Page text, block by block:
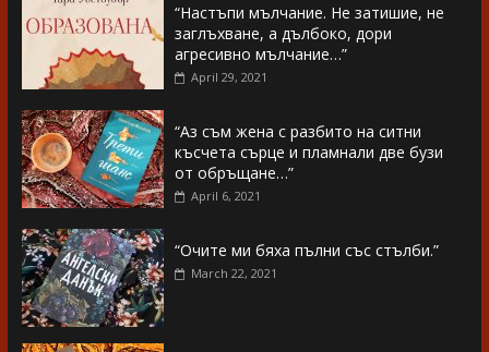
“Настъпи мълчание. Не затишие, не
заглъхване, а дълбоко, дори
агресивно мълчание…”
April 29, 2021
“Аз съм жена с разбито на ситни
късчета сърце и пламнали две бузи
от обръщане…”
April 6, 2021
“Очите ми бяха пълни със стълби.”
March 22, 2021